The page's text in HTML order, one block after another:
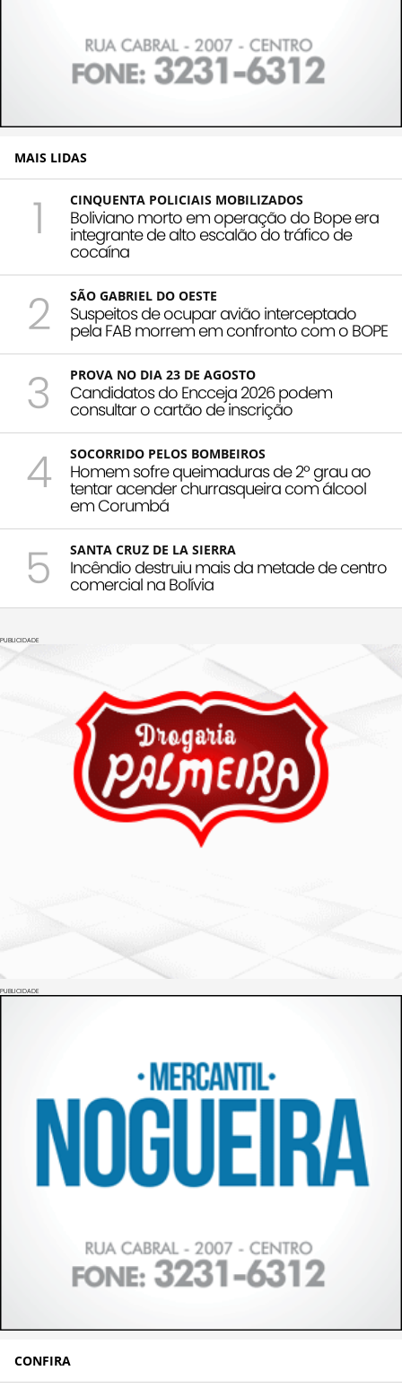
MAIS LIDAS
1 CINQUENTA POLICIAIS MOBILIZADOS
Boliviano morto em operação do Bope era
integrante de alto escalão do tráfico de
cocaína
2 SÃO GABRIEL DO OESTE
Suspeitos de ocupar avião interceptado
pela FAB morrem em confronto com o BOPE
3 PROVA NO DIA 23 DE AGOSTO
Candidatos do Encceja 2026 podem
consultar o cartão de inscrição
4 SOCORRIDO PELOS BOMBEIROS
Homem sofre queimaduras de 2º grau ao
tentar acender churrasqueira com álcool
em Corumbá
5 SANTA CRUZ DE LA SIERRA
Incêndio destruiu mais da metade de centro
comercial na Bolívia
PUBLICIDADE
PUBLICIDADE
CONFIRA